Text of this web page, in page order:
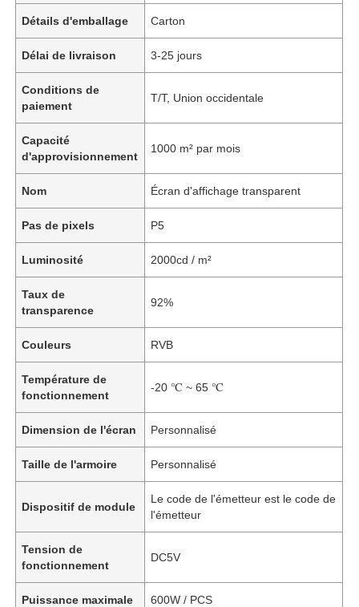
Détails d'emballage Carton
Délai de livraison 3-25 jours
Conditions de
paiement
T/T, Union occidentale
Capacité
d'approvisionnement
1000 m² par mois
Nom Écran d'affichage transparent
Pas de pixels P5
Luminosité 2000cd / m²
Taux de
transparence
92%
Couleurs RVB
Température de
fonctionnement
-20 ℃ ~ 65 ℃
Dimension de l'écran Personnalisé
Taille de l'armoire Personnalisé
Dispositif de module
Le code de l'émetteur est le code de
l'émetteur
Tension de
fonctionnement
DC5V
Puissance maximale 600W / PCS